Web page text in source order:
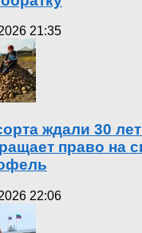
21:35
ждали 30
право на
22:06